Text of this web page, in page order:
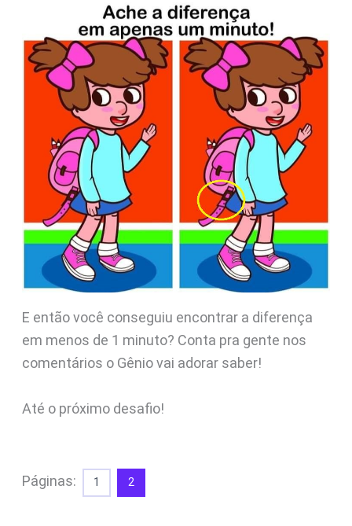
E então você conseguiu encontrar a diferença
em menos de 1 minuto? Conta pra gente nos
comentários o Gênio vai adorar saber!
Até o próximo desafio!
Páginas: 1 2